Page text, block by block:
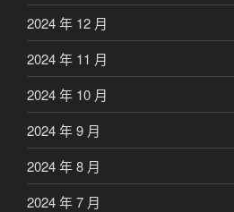
2024 年 12 月
2024 年 11 月
2024 年 10 月
2024 年 9 月
2024 年 8 月
2024 年 7 月